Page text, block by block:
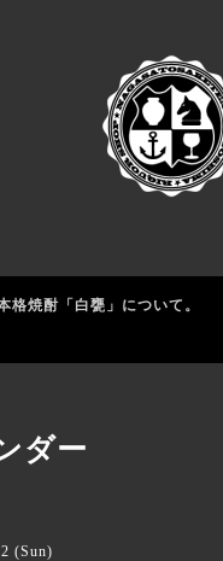
格焼酎「白甕」について。
ダー
(Sun)